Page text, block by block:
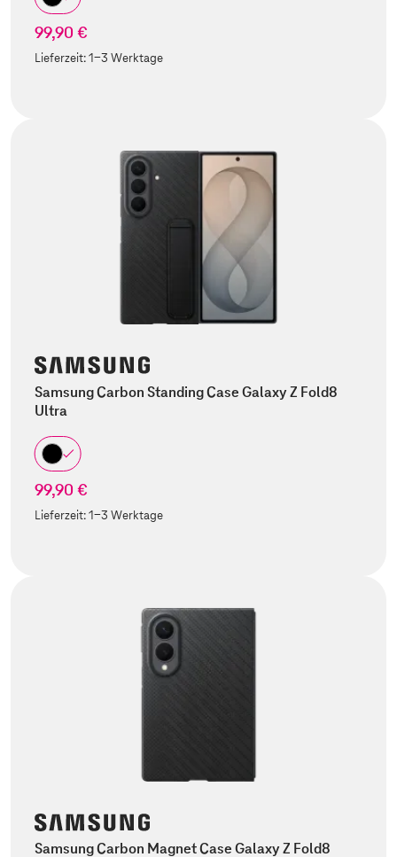
99,90 €
Lieferzeit:1-3 Werktage
Samsung Carbon Standing Case Galaxy Z Fold8
Ultra
99,90 €
Lieferzeit:1-3 Werktage
Samsung Carbon Magnet Case Galaxy Z Fold8